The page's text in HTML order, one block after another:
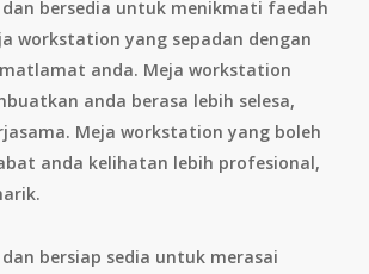
dan bersedia untuk menikmati faedah
workstation yang sepadan dengan
anda. Meja workstation
anda berasa lebih selesa,
Meja workstation yang boleh
anda kelihatan lebih profesional,
dan bersiap sedia untuk merasai